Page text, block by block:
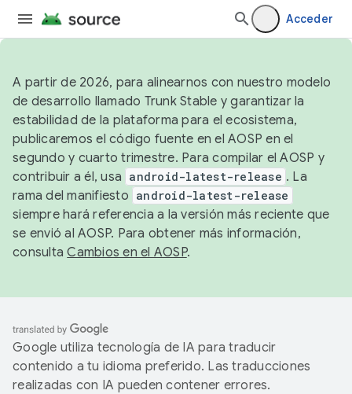
Acceder
A partir de 2026, para alinearnos con nuestro modelo
de desarrollo llamado Trunk Stable y garantizar la
estabilidad de la plataforma para el ecosistema,
publicaremos el código fuente en el AOSP en el
segundo y cuarto trimestre. Para compilar el AOSP y
contribuir a él, usa android-latest-release . La
rama del manifiesto android-latest-release
siempre hará referencia a la versión más reciente que
se envió al AOSP. Para obtener más información,
consultaCambios en el AOSP.
Google utiliza tecnología de IA para traducir
contenido a tu idioma preferido. Las traducciones
realizadas con IA pueden contener errores.